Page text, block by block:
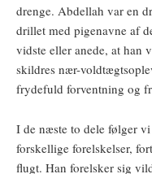
drenge. Abdellah var en
drillet med pigenavne af
vidste eller anede, at
skildres nær-
frydefuld forventning og
I de næste to dele følger
forskellige forelskelser,
flugt. Han forelsker sig